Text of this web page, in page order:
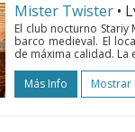
Mister Twister •
El club nocturno
barco medieval. El
de máxima calidad. La
Más Info
Mostrar